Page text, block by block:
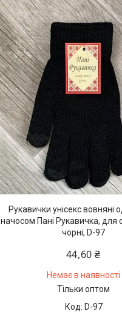
Рукавички унісекс вовняні
начосом Пані Рукавичка, для
чорні, D-97
44,60 ₴
Немає в наявності
Тільки оптом
D-97